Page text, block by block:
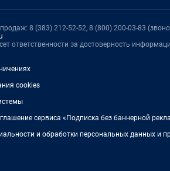
8 (383) 212-52-52, 8 (800) 200-03-83
ответственности за достоверность
cookies
сервиса «Подписка без баннерной
и обработки персональных данных и